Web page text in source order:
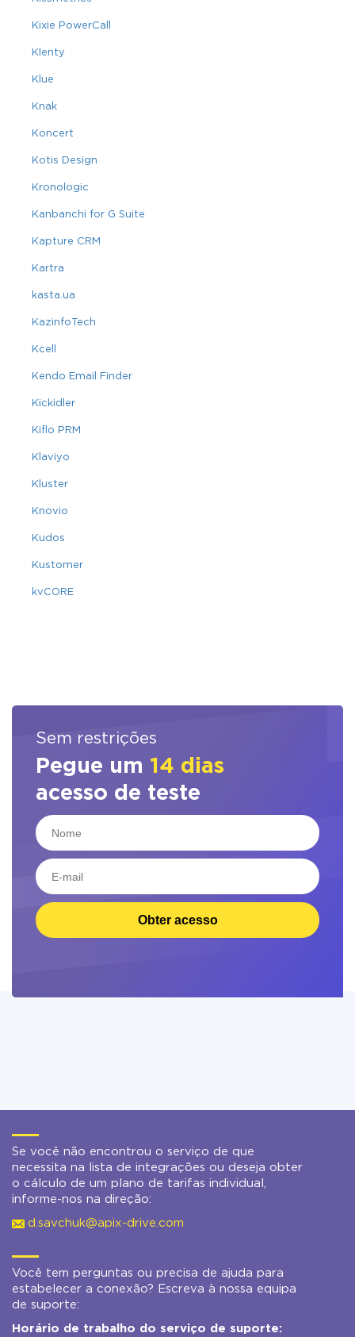
Kixie PowerCall
Klenty
Klue
Knak
Koncert
Kotis Design
Kronologic
Kanbanchi for G Suite
Kapture CRM
Kartra
kasta.ua
KazinfoTech
Kcell
Kendo Email Finder
Kickidler
Kiflo PRM
Klaviyo
Kluster
Knovio
Kudos
Kustomer
kvCORE
Sem restrições
Pegue um 14 dias
acesso de teste
Obter acesso
Se você não encontrou o serviço de que
necessita na lista de integrações ou deseja obter
o cálculo de um plano de tarifas individual,
informe-nos na direção:
d.savchuk@apix-drive.com
Você tem perguntas ou precisa de ajuda para
estabelecer a conexão? Escreva à nossa equipa
de suporte:
Horário de trabalho do serviço de suporte: